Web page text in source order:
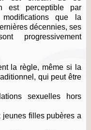
est perceptible par
modifications que la
décennies, ses
progressivement
la règle, même si la
qui peut être
sexuelles hors
filles pubères a